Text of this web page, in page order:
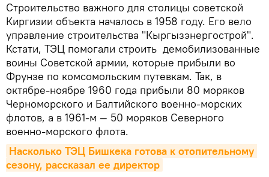
Строительство важного для столицы советской
Киргизии объекта началось в 1958 году. Его вело
управление строительства "Кыргызэнергострой".
Кстати, ТЭЦ помогали строить демобилизованные
воины Советской армии, которые прибыли во
Фрунзе по комсомольским путевкам. Так, в
октябре-ноябре 1960 года прибыли 80 моряков
Черноморского и Балтийского военно-морских
флотов, а в 1961-м — 50 моряков Северного
военно-морского флота.
Насколько ТЭЦ Бишкека готова к отопительному
сезону, рассказал ее директор